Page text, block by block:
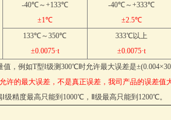
-40℃～+133℃
±1℃
-40℃～+333℃
±2.5℃
133℃～350℃
±0.0075·t
333℃以上
±0.0075·t
，例如T型Ⅰ级测300℃时允许最大误差是
许的最大误差，不是真正误差，我司产品的误差值
度最高只能到1000℃，Ⅱ级最高只能到1200℃。